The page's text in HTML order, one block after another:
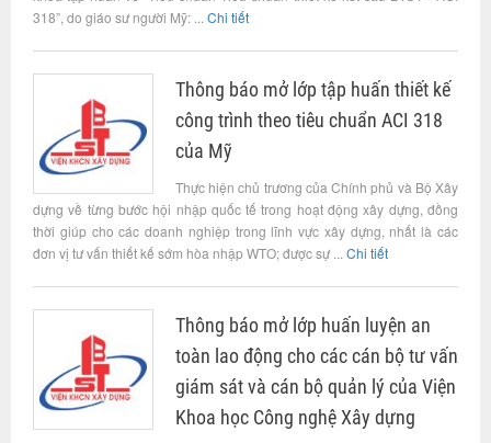
318”, do giáo sư người Mỹ: ... Chi tiết
Thông báo mở lớp tập huấn thiết kế
công trình theo tiêu chuẩn ACI 318
của Mỹ
Thực hiện chủ trương của Chính phủ và Bộ Xây
dựng về từng bước hội nhập quốc tế trong hoạt động xây dựng, đồng
thời giúp cho các doanh nghiệp trong lĩnh vực xây dựng, nhất là các
đơn vị tư vấn thiết kế sớm hòa nhập WTO; được sự ... Chi tiết
Thông báo mở lớp huấn luyện an
toàn lao động cho các cán bộ tư vấn
giám sát và cán bộ quản lý của Viện
Khoa học Công nghệ Xây dựng